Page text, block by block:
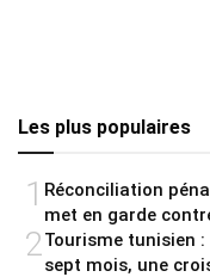
Les plus populaires
1 Réconciliation
met en garde
2Tourisme tunisien
sept mois, une